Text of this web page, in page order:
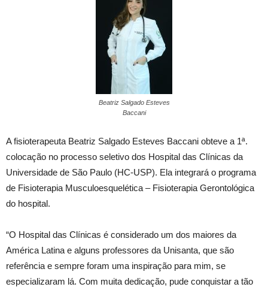
Beatriz Salgado Esteves
Baccani
A fisioterapeuta Beatriz Salgado Esteves Baccani obteve a 1ª.
colocação no processo seletivo dos Hospital das Clínicas da
Universidade de São Paulo (HC-USP). Ela integrará o programa
de Fisioterapia Musculoesquelética – Fisioterapia Gerontológica
do hospital.
“O Hospital das Clínicas é considerado um dos maiores da
América Latina e alguns professores da Unisanta, que são
referência e sempre foram uma inspiração para mim, se
especializaram lá. Com muita dedicação, pude conquistar a tão